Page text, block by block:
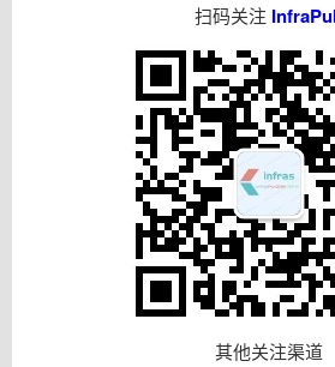
扫码关注
其他关注渠道